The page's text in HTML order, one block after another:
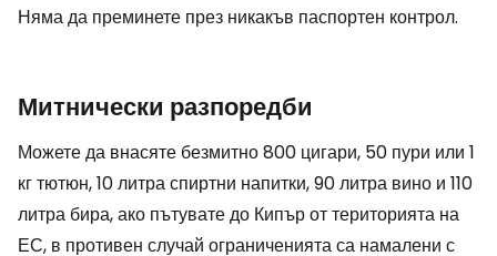
Няма да преминете през никакъв паспортен контрол.
Митнически разпоредби
Можете да внасяте безмитно 800 цигари, 50 пури или 1
кг тютюн, 10 литра спиртни напитки, 90 литра вино и 110
литра бира, ако пътувате до Кипър от територията на
ЕС, в противен случай ограниченията са намалени с